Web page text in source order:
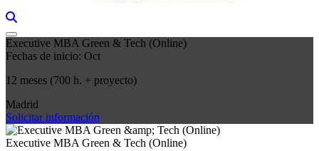
Executive MBA Green & Tech (Online)
Fechas de inicio: Oct
12 meses (700 h. + proyecto)
Madrid
Solicitar información
Executive MBA Green & Tech (Online)